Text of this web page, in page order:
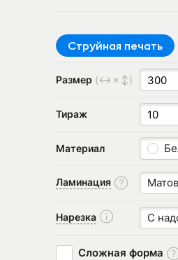
Струйная печать
Размер (↔✗↕)
Тираж
Материал
Ламинация
Нарезка С
Сложная форма